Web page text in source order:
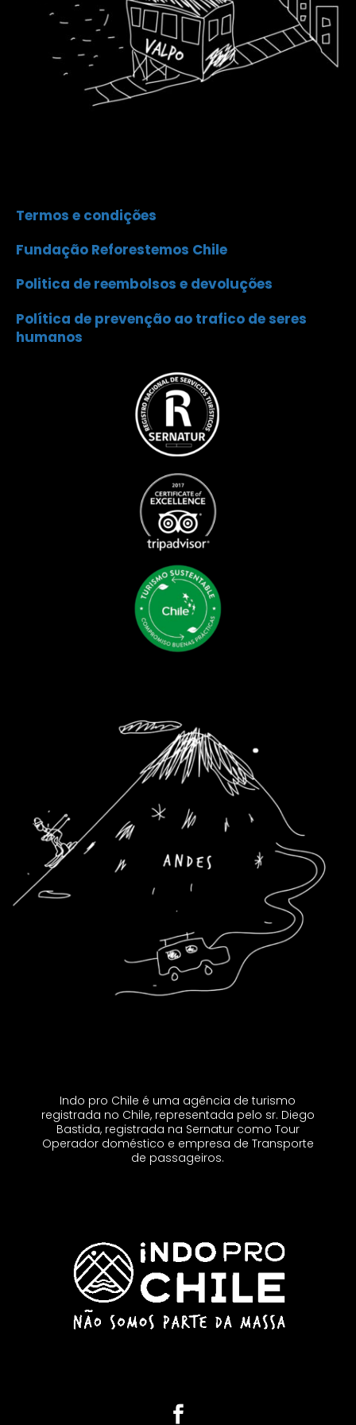
Termos e condições
Fundação Reforestemos Chile
Politica de reembolsos e devoluções
Política de prevenção ao trafico de seres
humanos
Indo pro Chile é uma agência de turismo
registrada no Chile, representada pelo sr. Diego
Bastida, registrada na Sernatur como Tour
Operador doméstico e empresa de Transporte
de passageiros.
